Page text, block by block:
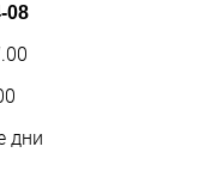
08
дни